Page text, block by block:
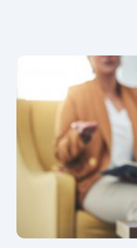
verrücktspielen oder die